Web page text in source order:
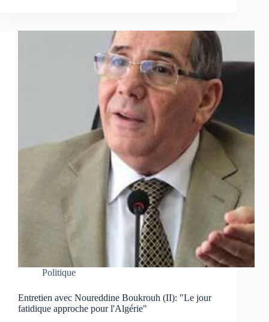
Politique
Entretien avec Noureddine Boukrouh (II): "Le jour
fatidique approche pour l'Algérie"